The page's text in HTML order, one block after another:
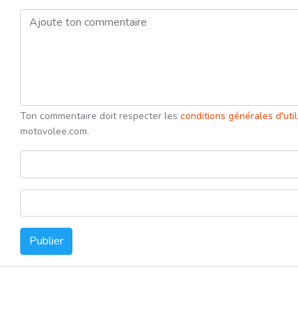
Ton commentaire doit respecter les conditions générales
motovolee.com.
Publier